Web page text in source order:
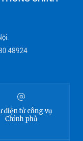
điện tử công vụ
Chính phủ